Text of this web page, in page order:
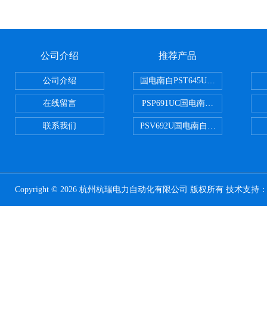
公司介绍
公司介绍
在线留言
联系我们
推荐产品
国电南自PST645UX微机综保
PSP691UC国电南自PSP691UC
PSV692U国电南自PSV692U PT并
Copyright © 2026 杭州杭瑞电力自动化有限公司 版权所有 技术支持：